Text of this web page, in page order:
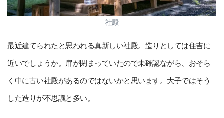
社殿
最近建てられたと思われる真新しい社殿。造りとしては住吉に
近いでしょうか。扉が閉まっていたので未確認ながら、おそら
く中に古い社殿があるのではないかと思います。大子ではそう
した造りが不思議と多い。